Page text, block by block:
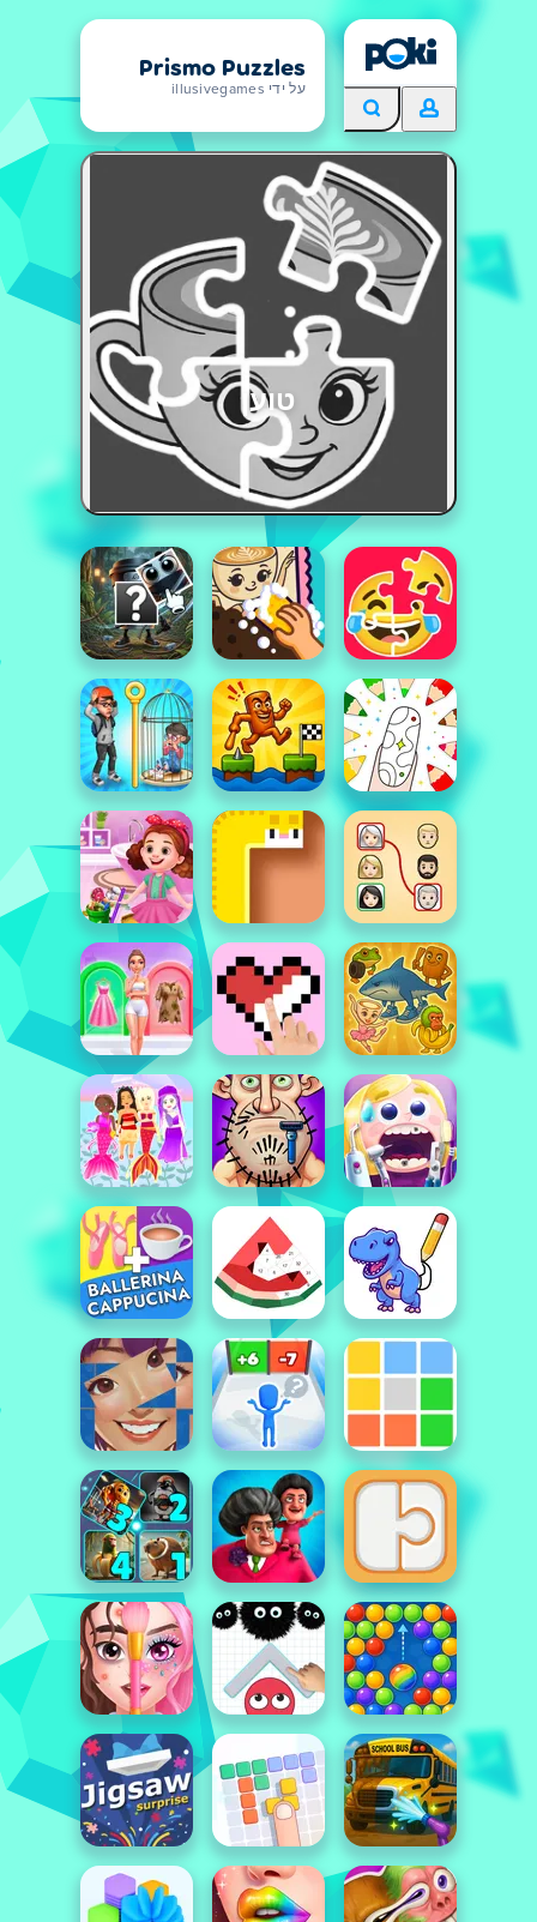
Prismo Puzzles
על ידי illusivegames
טוען